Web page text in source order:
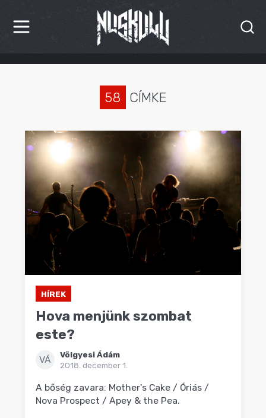
HÍREK
INTERJÚK
PREMIEREK
KULT
MÁSVILÁG
58 CÍMKE
HÍREK
Hova menjünk szombat
este?
VÁ
Völgyesi Ádám
2018. december 1.
A bőség zavara: Mother's Cake / Óriás /
Nova Prospect / Apey & the Pea.